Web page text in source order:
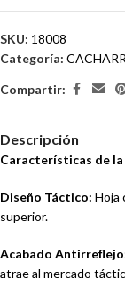
SKU: 18008
Categoría:
Compartir:
Descripción
Características de la
Diseño Táctico: Hoja
superior.
Acabado
atrae al mercado